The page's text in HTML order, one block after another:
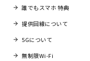
誰でもスマホ 特典
提供回線について
5Gについて
無制限Wi-Fi